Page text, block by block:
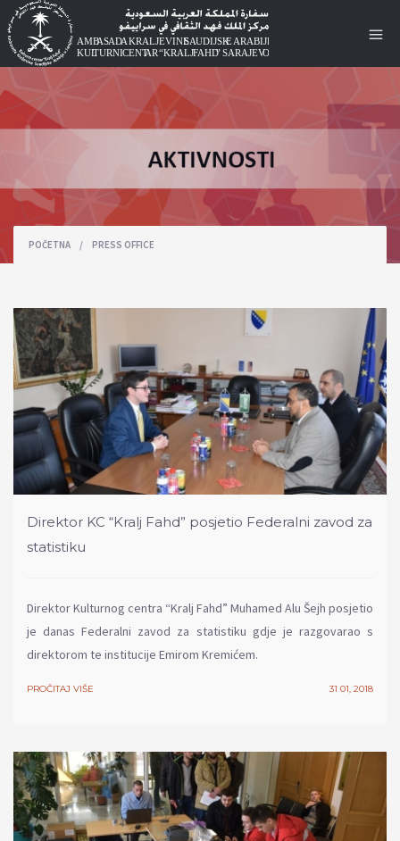
POČETNA / PRESS OFFICE
Direktor KC “Kralj Fahd” posjetio Federalni zavod za
statistiku
Direktor Kulturnog centra “Kralj Fahd” Muhamed Alu Šejh posjetio
je danas Federalni zavod za statistiku gdje je razgovarao s
direktorom te institucije Emirom Kremićem.
PROČITAJ VIŠE 31 01, 2018